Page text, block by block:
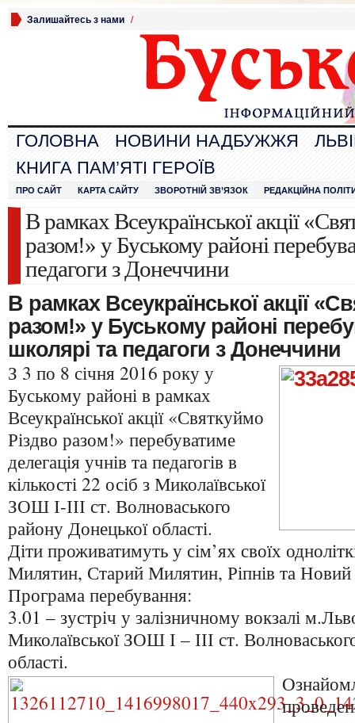
Залишайтесь з нами /
ГОЛОВНА НОВИНИ НАДБУЖЖЯ
КНИГА ПАМ’ЯТІ ГЕРОЇВ
ПРО САЙТ КАРТА САЙТУ ЗВОРОТНІЙ ЗВ’ЯЗОК РЕДАКЦІЙНА
В рамках Всеукраїнської акції
разом!» у Буському районі
педагоги з Донеччини
В рамках Всеукраїнської акції
разом!» у Буському районі
школярі та педагоги з Донеччини
З 3 по 8 січня 2016 року у
Буському районі в рамках
Всеукраїнської акції «Святкуймо
Різдво разом!» перебуватиме
делегація учнів та педагогів в
кількості 22 осіб з Миколаївської
ЗОШ І-ІІІ ст. Волноваського
району Донецької області.
Діти проживатимуть у сім’ях своїх
Милятин, Старий Милятин, Ріпнів та Новий
Програма перебування:
3.01 – зустріч у залізничному вокзалі
Миколаївської ЗОШ І – ІІІ ст.
області.